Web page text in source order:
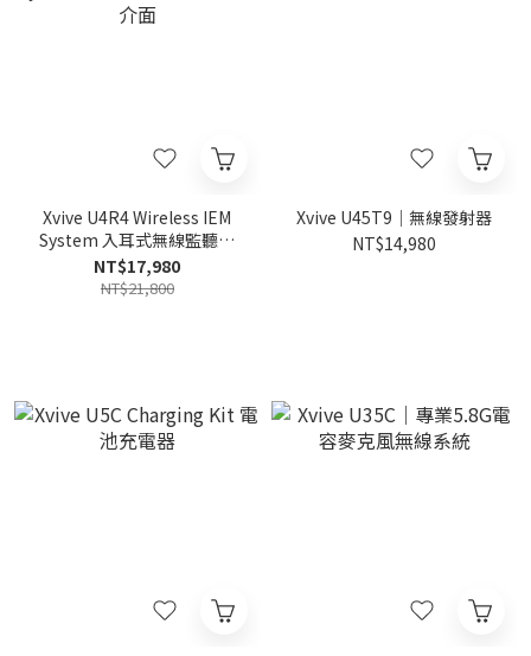
Xvive U4R4 Wireless IEM
System 入耳式無線監聽傳
輸介面
NT$17,980
NT$21,800
Xvive U45T9｜無線發射器
NT$14,980